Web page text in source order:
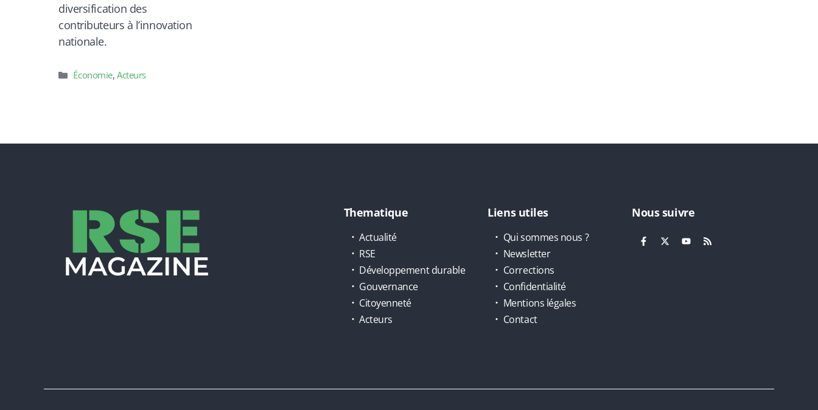
diversification des
contributeurs à l’innovation
nationale.
Catégories
Économie, Acteurs
Thematique
Actualité
RSE
Développement durable
Gouvernance
Citoyenneté
Acteurs
Liens utiles
Qui sommes nous ?
Newsletter
Corrections
Confidentialité
Mentions légales
Contact
Nous suivre